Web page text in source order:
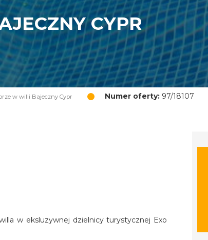
CYPR
w willi Bajeczny Cypr Numer oferty: 97/18107
w eksluzywnej dzielnicy turystycznej Exo